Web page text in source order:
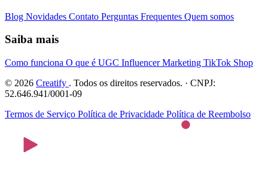
Blog Novidades Contato Perguntas Frequentes Quem somos
Saiba mais
Como funciona O que é UGC Influencer Marketing TikTok Shop
© 2026 Creatify . Todos os direitos reservados. · CNPJ:
52.646.941/0001-09
Termos de Serviço Política de Privacidade Política de Reembolso